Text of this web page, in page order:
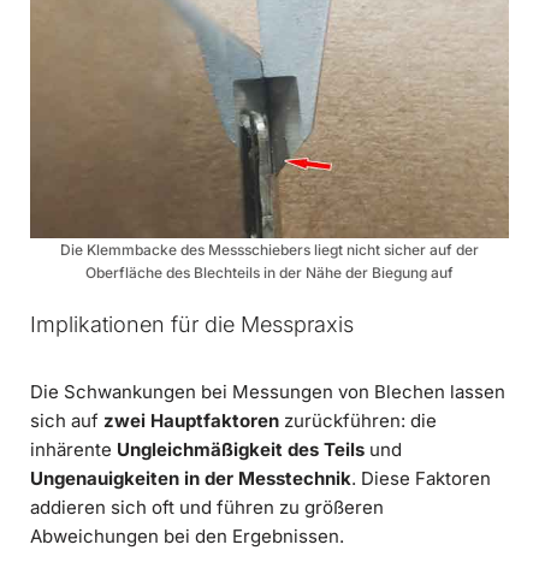
Die Klemmbacke des Messschiebers liegt nicht sicher auf der
Oberfläche des Blechteils in der Nähe der Biegung auf
Implikationen für die Messpraxis
Die Schwankungen bei Messungen von Blechen lassen
sich auf zwei Hauptfaktoren zurückführen: die
inhärente Ungleichmäßigkeit des Teils und
Ungenauigkeiten in der Messtechnik. Diese Faktoren
addieren sich oft und führen zu größeren
Abweichungen bei den Ergebnissen.